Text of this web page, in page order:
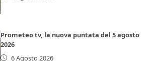
Prometeo tv, la nuova puntata del 5 agosto
2026
6 Agosto 2026